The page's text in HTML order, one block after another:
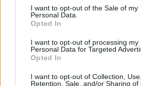
consent section.
I want to opt-out of the Sale of my
Personal Data.
Opted In
I want to opt-out of processing my
Personal Data for Targeted
Opted In
I want to opt-out of Collection, Use,
Retention, Sale, and/or Sharing of
ασκηθεί ποινική δίωξη.